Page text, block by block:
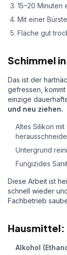
15–20 Minuten
Mit einer
Fläche gut
Schimmel
Das ist der
gefressen,
einzige
und neu ziehen.
Altes Silikon
Untergrund
Fungizides
Diese Arbeit ist
schnell wieder
Fachbetrieb
Alkohol